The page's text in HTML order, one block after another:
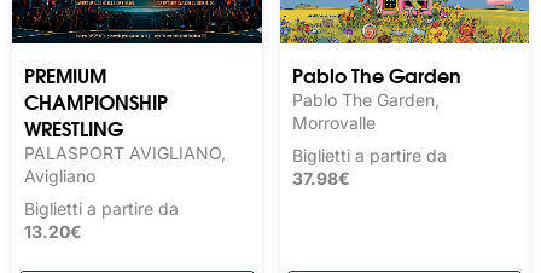
PREMIUM
CHAMPIONSHIP
WRESTLING
PALASPORT AVIGLIANO,
Avigliano
Biglietti a partire da
13.20€
Pablo The Garden
Pablo The Garden,
Morrovalle
Biglietti a partire da
37.98€